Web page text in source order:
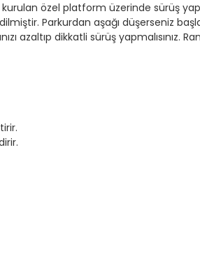
özel platform üzerinde sürüş
Parkurdan aşağı düşerseniz
azaltıp dikkatli sürüş yapmalısınız.